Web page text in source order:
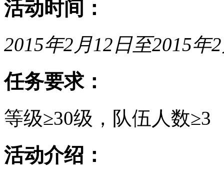
活动时间：
2015年2月12日至2015年
任务要求：
等级≥30级，队伍人数≥3
活动介绍：